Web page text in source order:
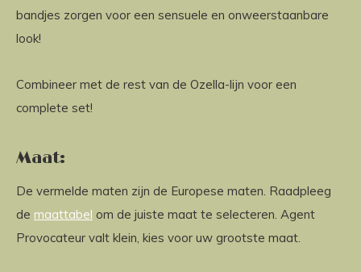
bandjes zorgen voor een sensuele en onweerstaanbare
look!
Combineer met de rest van de Ozella-lijn voor een
complete set!
Maat:
De vermelde maten zijn de Europese maten. Raadpleeg
de maattabel om de juiste maat te selecteren. Agent
Provocateur valt klein, kies voor uw grootste maat.